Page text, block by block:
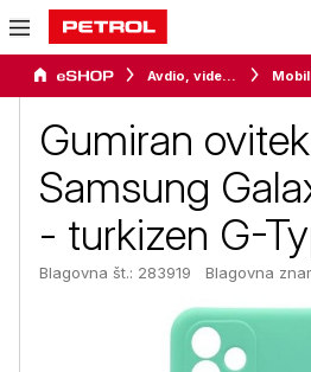
Avdio, video in telefonija
Gumiran
Samsung
- turkizen G-
Blagovna št.: 283919 Blagovna